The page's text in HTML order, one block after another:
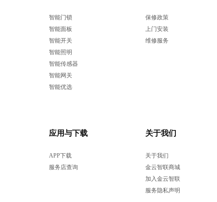
智能门锁
智能面板
智能开关
智能照明
智能传感器
智能网关
智能优选
保修政策
上门安装
维修服务
应用与下载
APP下载
服务店查询
关于我们
关于我们
金云智联商城
加入金云智联
服务隐私声明